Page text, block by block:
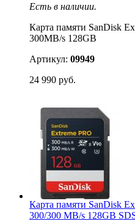
Есть в наличии.
Карта памяти SanDisk
300MB/s 128GB
Артикул: 09949
24 990 руб.
Карта памяти SanDisk
300/300 MB/s 128GB